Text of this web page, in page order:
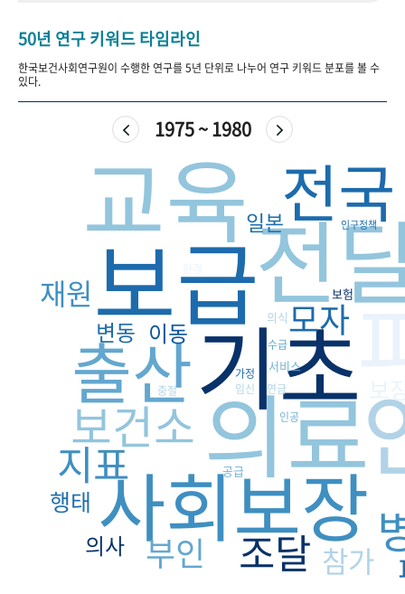
VR 역사관
50년 연구 키워드 타임라인
한국보건사회연구원이 수행한 연구를 5년 단위로 나누어 연구 키워드 분포를 볼 수
있다.
1975 ~ 1980
의료
기초
전
보급
교육
사회보장
출산
전국
보건소
지표
조달
모자
부인 참가
재원
행태
변동 이동
의사
일본
서비스
공급
보험
의식
가정
연금
수급
임신
인공
중절
인구정책